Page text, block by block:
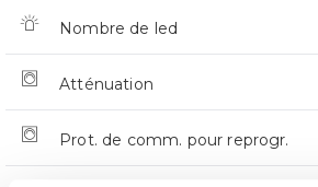
Nombre de led
Atténuation
Prot. de comm. pour reprogr.